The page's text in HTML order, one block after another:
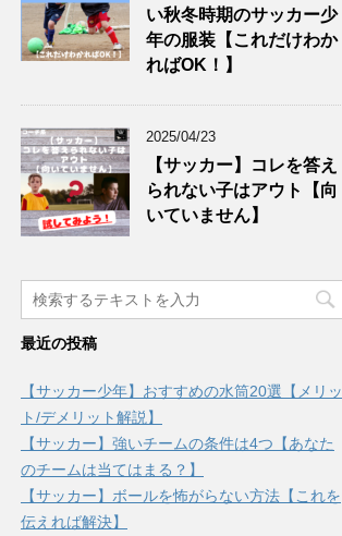
い秋冬時期のサッカー少
年の服装【これだけわか
ればOK！】
2025/04/23
【サッカー】コレを答え
られない子はアウト【向
いていません】
最近の投稿
【サッカー少年】おすすめの水筒20選【メリッ
ト/デメリット解説】
【サッカー】強いチームの条件は4つ【あなた
のチームは当てはまる？】
【サッカー】ボールを怖がらない方法【これを
伝えれば解決】